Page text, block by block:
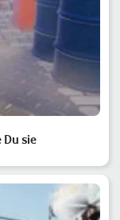
Du sie